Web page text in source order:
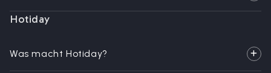
Hotiday
Was macht Hotiday?